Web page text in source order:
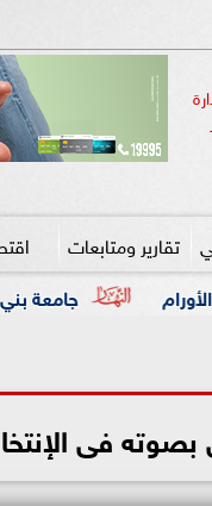
تقارير ومتابعات
الأهلية تشارك في
فى